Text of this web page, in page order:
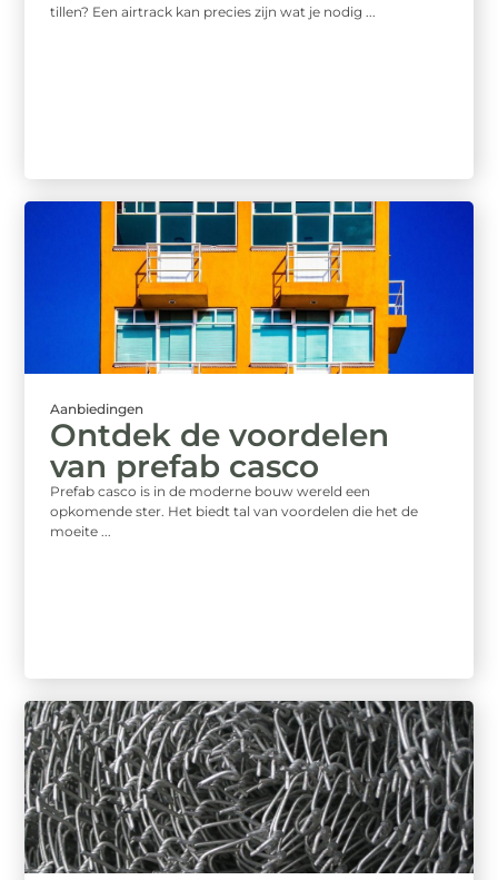
tillen? Een airtrack kan precies zijn wat je nodig ...
Aanbiedingen
Ontdek de voordelen
van prefab casco
Prefab casco is in de moderne bouw wereld een
opkomende ster. Het biedt tal van voordelen die het de
moeite ...